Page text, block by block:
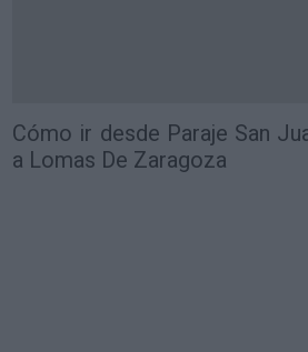
Cómo ir desde Paraje San
a Lomas De Zaragoza